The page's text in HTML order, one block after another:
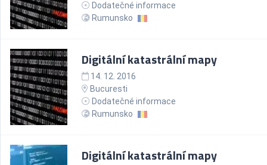
Dodatečné informace
Rumunsko
Digitální katastrální mapy
14. 12. 2016
Bucuresti
Dodatečné informace
Rumunsko
Digitální katastrální mapy